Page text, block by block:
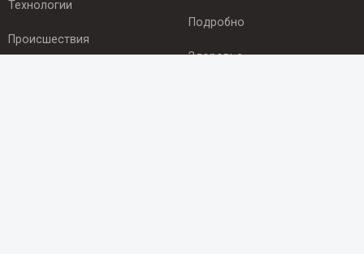
Технологии
Происшествия
Подробно
Здоровье